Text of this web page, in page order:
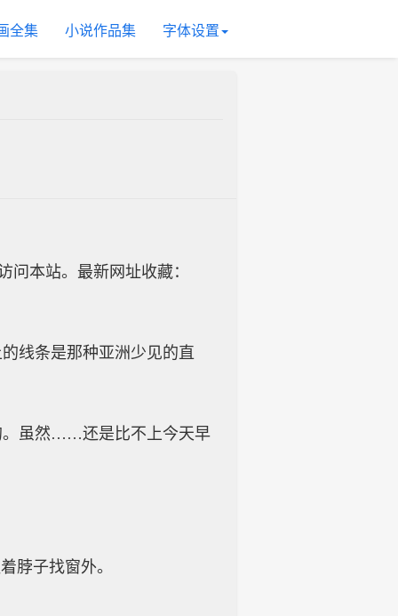
全集 小说作品集 字体设置
本站。最新网址收藏：
线条是那种亚洲少见的直
。虽然……还是比不上今天早
脖子找窗外。